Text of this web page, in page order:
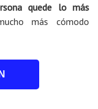
quede lo más
más cómodo